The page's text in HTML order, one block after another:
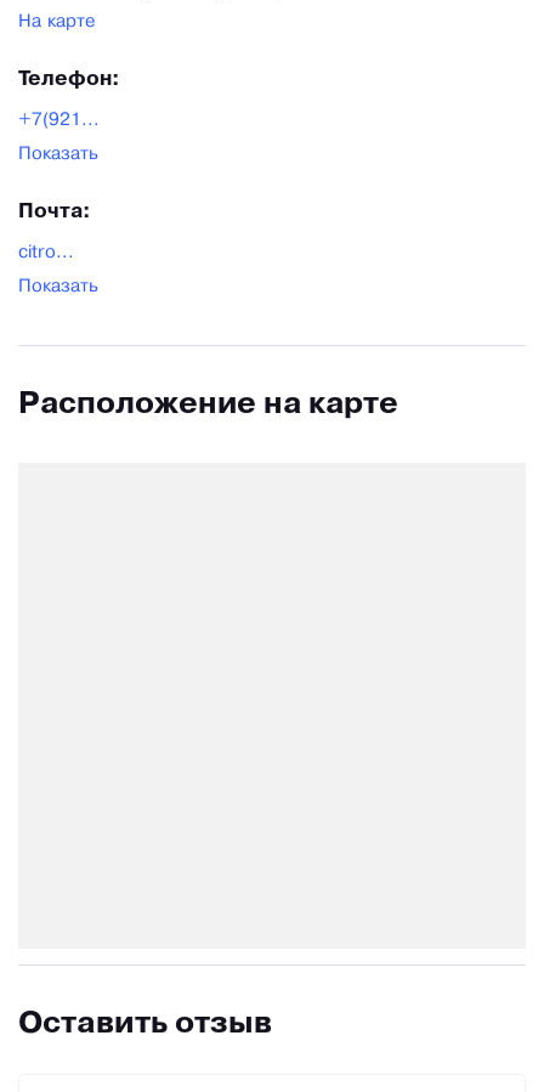
На карте
Телефон:
+7(921...
Показать
Почта:
citro...
Показать
Расположение на карте
Оставить отзыв